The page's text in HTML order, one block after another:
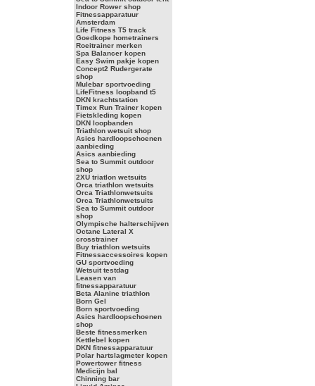
Indoor Rower shop
Fitnessapparatuur
Amsterdam
Life Fitness T5 track
Goedkope hometrainers
Roeitrainer merken
Spa Balancer kopen
Easy Swim pakje kopen
Concept2 Rudergerate
shop
Mulebar sportvoeding
LifeFitness loopband t5
DKN krachtstation
Timex Run Trainer kopen
Fietskleding kopen
DKN loopbanden
Triathlon wetsuit shop
Asics hardloopschoenen
aanbieding
Asics aanbieding
Sea to Summit outdoor
shop
2XU triatlon wetsuits
Orca triathlon wetsuits
Orca Triathlonwetsuits
Orca Triathlonwetsuits
Sea to Summit outdoor
shop
Olympische halterschijven
Octane Lateral X
crosstrainer
Buy triathlon wetsuits
Fitnessaccessoires kopen
GU sportvoeding
Wetsuit testdag
Leasen van
fitnessapparatuur
Beta Alanine triathlon
Born Gel
Born sportvoeding
Asics hardloopschoenen
shop
Beste fitnessmerken
Kettlebel kopen
DKN fitnessapparatuur
Polar hartslagmeter kopen
Powertower fitness
Medicijn bal
Chinning bar